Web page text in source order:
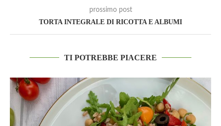
prossimo post
TORTA INTEGRALE DI RICOTTA E ALBUMI
TI POTREBBE PIACERE